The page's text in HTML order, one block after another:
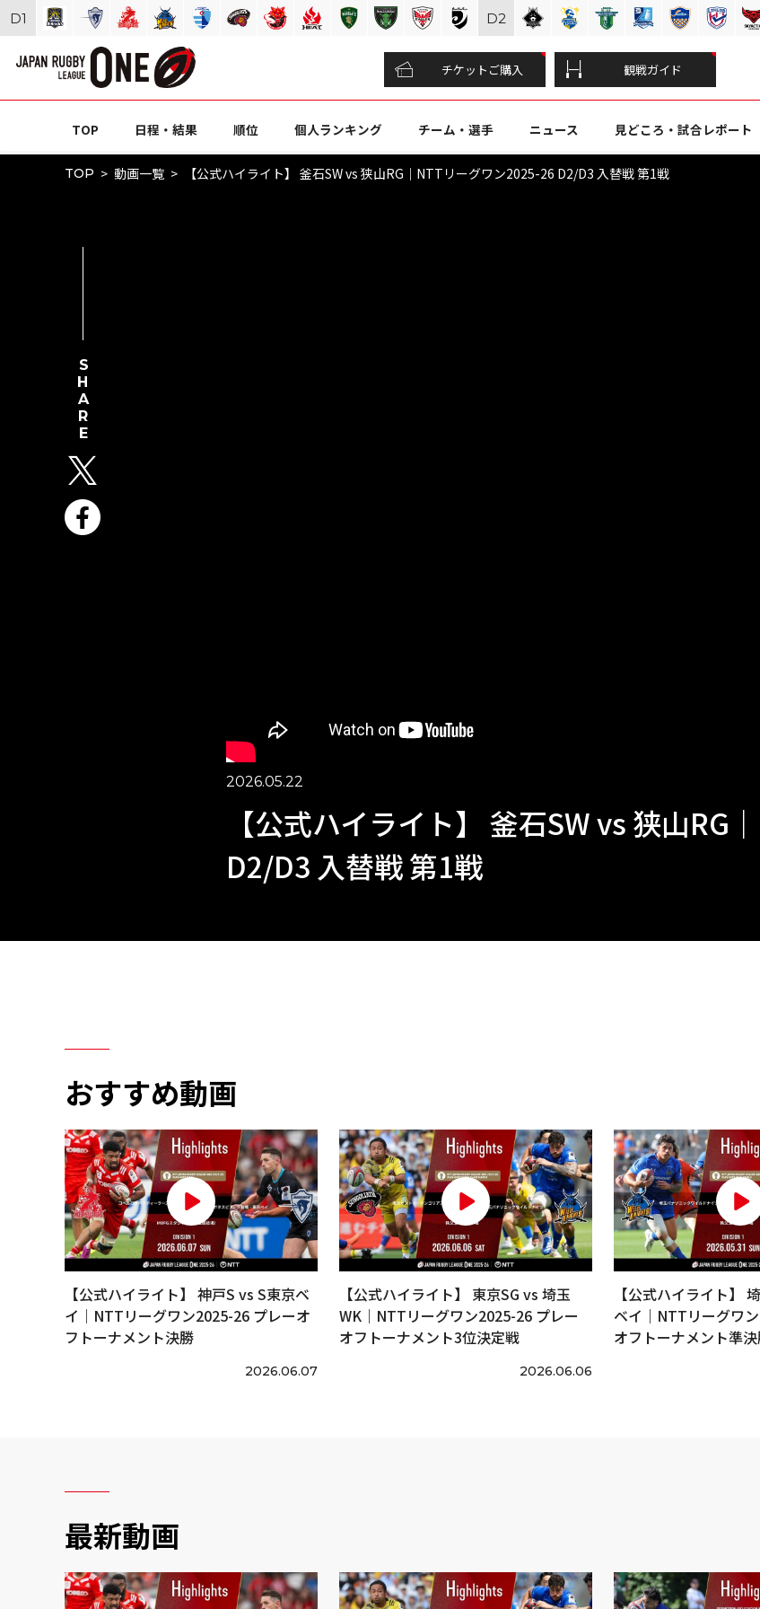
チケットご購入 観戦ガイド
TOP 日程・結果 順位 個人ランキング チーム・選手 ニュース 見どころ・試合レポート
TOP 動画一覧 【公式ハイライト】 釜石SW vs 狭山RG｜NTTリーグワン2025-26 D2/D3 入替戦 第1戦
2026.05.22
【公式ハイライト】 釜石SW vs 狭山RG
D2/D3 入替戦 第1戦
SHARE
おすすめ動画
【公式ハイライト】 神戸S vs S東京ベ
イ｜NTTリーグワン2025-26 プレーオ
フトーナメント決勝
2026.06.07
【公式ハイライト】 東京SG vs 埼玉
WK｜NTTリーグワン2025-26 プレー
オフトーナメント3位決定戦
2026.06.06
【公式ハイライト】
ベイ｜NTTリーグワ
オフトーナメント準
最新動画
D1 D2